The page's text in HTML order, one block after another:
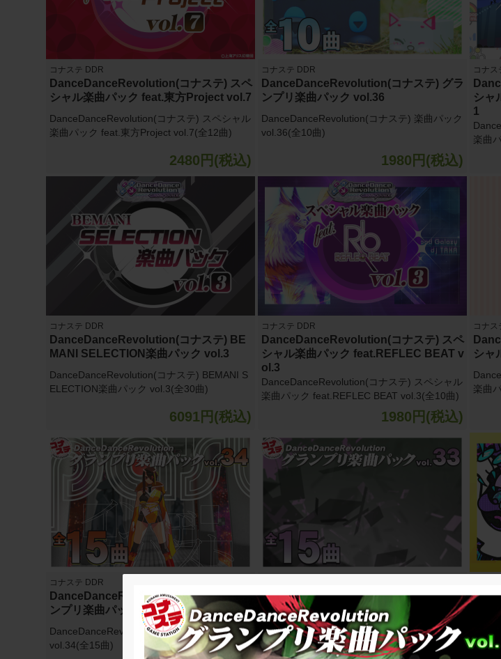
コナステ DDR
DanceDanceRevolution(コナステ) スペ
シャル楽曲パック feat.東方Project vol.7
DanceDanceRevolution(コナステ) スペシャル
楽曲パック feat.東方Project vol.7(全12曲)
2480円(税込)
コナステ DDR
DanceDanceRevolution(コナステ) グラ
ンプリ楽曲パック vol.36
DanceDanceRevolution(コナステ) 楽曲パック
vol.36(全10曲)
1980円(税込)
コナス
シャ
1
楽曲
コナステ DDR
DanceDanceRevolution(コナステ) BE
MANI SELECTION楽曲パック vol.3
DanceDanceRevolution(コナステ) BEMANI S
ELECTION楽曲パック vol.3(全30曲)
6091円(税込)
コナステ DDR
DanceDanceRevolution(コナステ) スペ
シャル楽曲パック feat.REFLEC BEAT v
ol.3
DanceDanceRevolution(コナステ) スペシャル
楽曲パック feat.REFLEC BEAT vol.3(全10曲)
1980円(税込)
コナス
シャ
楽曲
コナステ DDR
DanceDanceRevolution(コナステ) グラ
ンプリ楽曲パック vol.34
DanceDanceRevolution(コナステ) 楽曲パック
vol.34(全15曲)
DanceDanceRevolution(コナステ) グラ
ンプリ楽曲パック vol.33
DanceDanceRevolution(コナステ) 楽曲パック
vol.33(全15曲)
シ
楽曲